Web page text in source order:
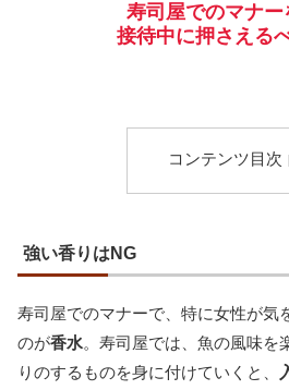
寿司屋でのマナ
接待中に押さえる
コンテンツ目次
強い香りはNG
寿司屋でのマナーで、特に女性が気
のが香水。寿司屋では、魚の風味を
りのするものを身に付けていくと、